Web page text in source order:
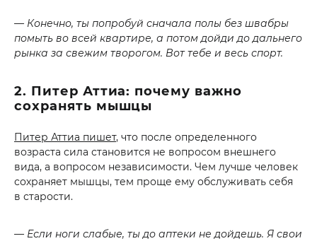
— Конечно, ты попробуй сначала полы без швабры
помыть во всей квартире, а потом дойди до дальнего
рынка за свежим творогом. Вот тебе и весь спорт.
2. Питер Аттиа: почему важно
сохранять мышцы
Питер Аттиа пишет, что после определенного
возраста сила становится не вопросом внешнего
вида, а вопросом независимости. Чем лучше человек
сохраняет мышцы, тем проще ему обслуживать себя
в старости.
— Если ноги слабые, ты до аптеки не дойдешь. Я свои